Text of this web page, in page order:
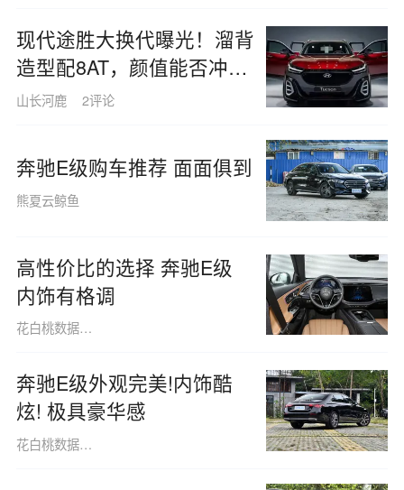
现代途胜大换代曝光！溜背
造型配8AT，颜值能否冲击
合资SUV销量冠军？
山长河鹿 2评论
奔驰E级购车推荐 面面俱到
熊夏云鲸鱼
高性价比的选择 奔驰E级
内饰有格调
花白桃数据091013
奔驰E级外观完美!内饰酷
炫! 极具豪华感
花白桃数据091013